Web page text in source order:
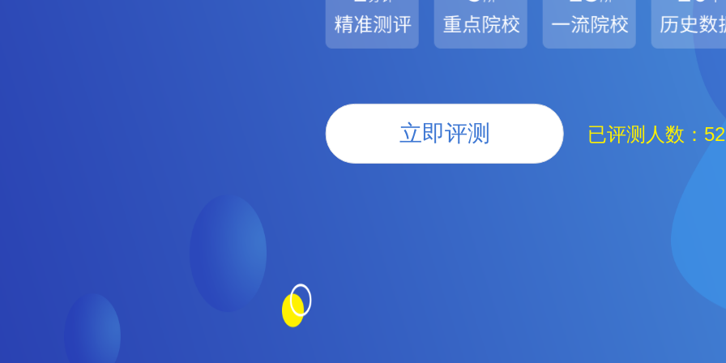
立即评测 已评测人数：